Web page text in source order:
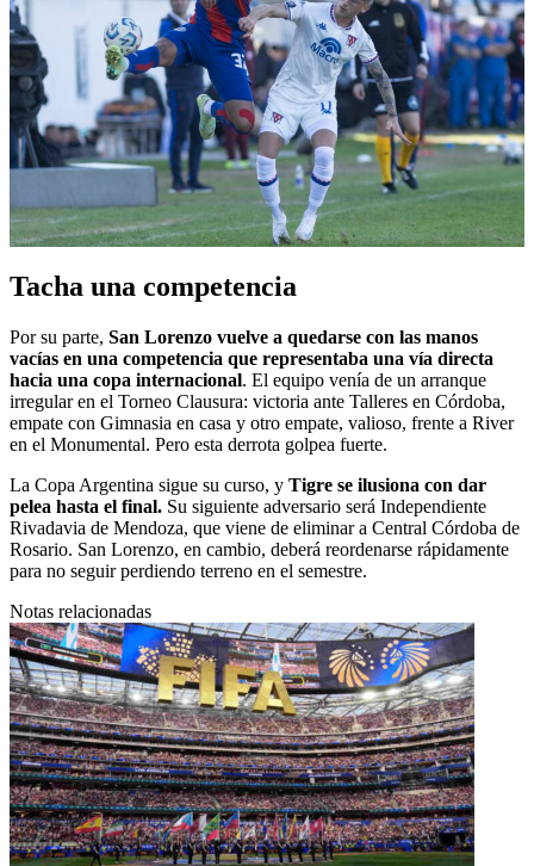
Tacha una competencia
Por su parte, San Lorenzo vuelve a quedarse con las manos
vacías en una competencia que representaba una vía directa
hacia una copa internacional. El equipo venía de un arranque
irregular en el Torneo Clausura: victoria ante Talleres en Córdoba,
empate con Gimnasia en casa y otro empate, valioso, frente a River
en el Monumental. Pero esta derrota golpea fuerte.
La Copa Argentina sigue su curso, y Tigre se ilusiona con dar
pelea hasta el final. Su siguiente adversario será Independiente
Rivadavia de Mendoza, que viene de eliminar a Central Córdoba de
Rosario. San Lorenzo, en cambio, deberá reordenarse rápidamente
para no seguir perdiendo terreno en el semestre.
Notas relacionadas